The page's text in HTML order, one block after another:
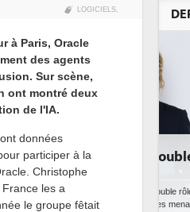
LOGICIELS,
à Paris, Oracle
des agents
Sur scène,
ont montré deux
de l'IA.
données
participer à la
Christophe
les a
le groupe fêtait